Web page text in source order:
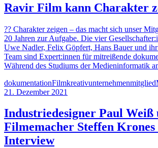
Ravir Film kann Charakter
?? Charakter zeigen – das macht sich unser
20 Jahren zur Aufgabe. Die vier
Uwe Nadler, Felix Göpfert, Hans Bauer und
Team sind Expert:innen für mitreißende
Während des Studiums der Medieninformatik
dokumentationFilmkreativunternehmenmitglied
21. Dezember 2021
Industriedesigner Paul Weiß
Filmemacher Steffen
Interview